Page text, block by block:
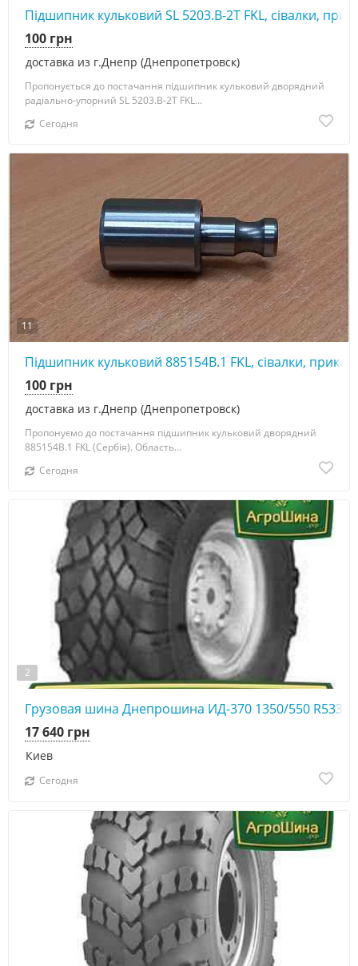
Підшипник кульковий SL 5203.B-2T FKL, сівалки,
доставка из г.Днепр (Днепропетровск)
100 грн
Пропонується до постачання підшипник кульковий дворядний
радіально-упорний SL 5203.B-2T FKL...
Сегодня
11
Підшипник кульковий 885154В.1 FKL, сівалки,
доставка из г.Днепр (Днепропетровск)
100 грн
Пропонуємо до постачання підшипник кульковий дворядний
885154В.1 FKL (Сербія). Область...
Сегодня
2
Грузовая шина Днепрошина ИД-370 1350/550 R533
Киев
17 640 грн
Сегодня